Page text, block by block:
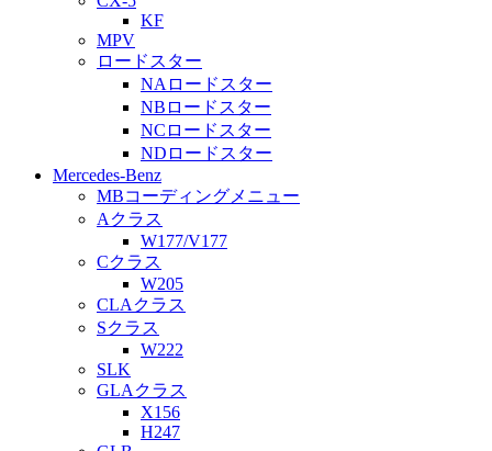
KF
MPV
ロードスター
NAロードスター
NBロードスター
NCロードスター
NDロードスター
Mercedes-Benz
MBコーディングメニュー
Aクラス
W177/V177
Cクラス
W205
CLAクラス
Sクラス
W222
SLK
GLAクラス
X156
H247